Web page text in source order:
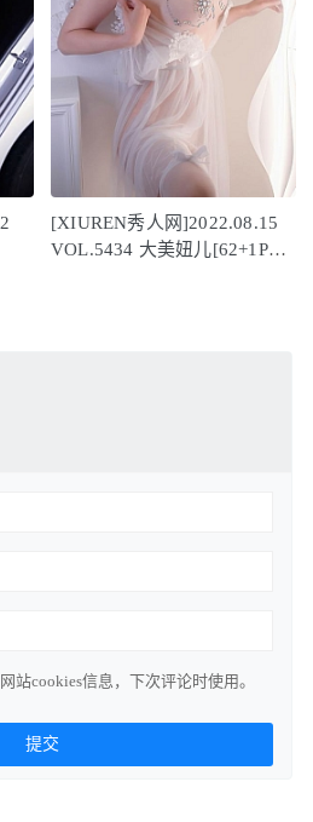
[XIUREN秀人网]2022.08.15
VOL.5434 大美妞儿[62+1P／
站cookies信息，下次评论时使用。